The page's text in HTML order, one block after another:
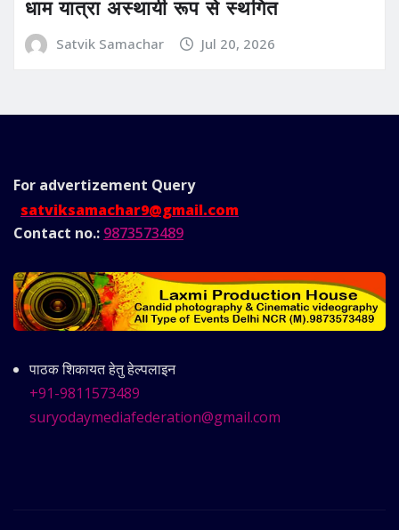
धाम यात्रा अस्थायी रूप से स्थगित
Satvik Samachar Jul 20, 2026
For advertizement Query
satviksamachar9@gmail.com
Contact no.: 9873573489
पाठक शिकायत हेतु हेल्पलाइन
+91-9811573489
suryodaymediafederation@gmail.com